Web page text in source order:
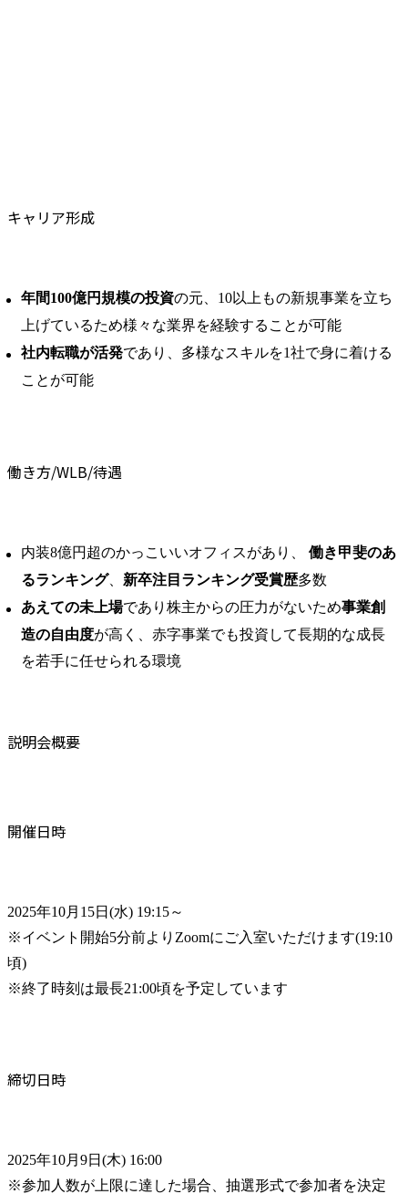
キャリア形成
年間100億円規模の投資の元、10以上もの新規事業を立ち
上げているため様々な業界を経験することが可能
社内転職が活発であり、多様なスキルを1社で身に着ける
ことが可能
働き方/WLB/待遇
内装8億円超のかっこいいオフィスがあり、 働き甲斐のあ
るランキング、 新卒注目ランキング受賞歴多数
あえての未上場であり株主からの圧力がないため事業創
造の自由度が高く、赤字事業でも投資して長期的な成長
を若手に任せられる環境
説明会概要
開催日時
2025年10月15日(水) 19:15～
※イベント開始5分前よりZoomにご入室いただけます(19:10
頃)
※終了時刻は最長21:00頃を予定しています
締切日時
2025年10月9日(木) 16:00
※参加人数が上限に達した場合、抽選形式で参加者を決定